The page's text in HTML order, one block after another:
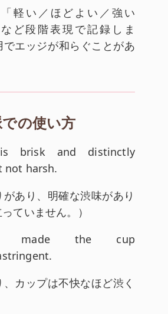
軽い／ほどよい／強い
ど段階表現で記録しま
エッジが和らぐことがあ
の使い方
brisk and distinctly
not harsh.
あり、明確な渋味があり
ていません。
）
made the cup
カップは不快なほど渋く